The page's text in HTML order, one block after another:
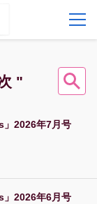
"
2026年7月号
2026年6月号